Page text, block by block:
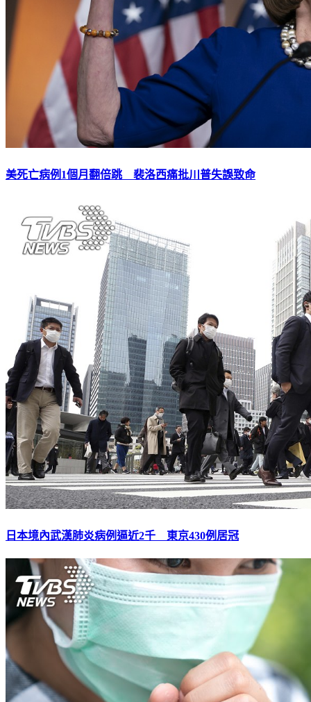
美死亡病例1個月翻倍跳 裴洛西痛批川普失誤致命
日本境內武漢肺炎病例逼近2千 東京430例居冠